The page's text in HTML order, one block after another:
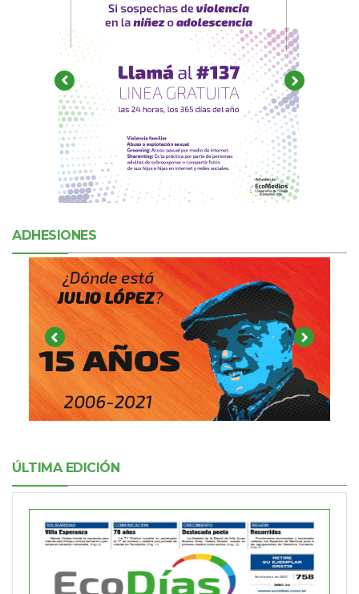
ADHESIONES
ÚLTIMA EDICIÓN